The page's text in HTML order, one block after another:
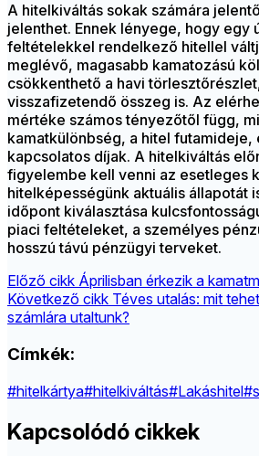
A hitelkiváltás sokak számára
jelenthet. Ennek lényege, hogy egy
feltételekkel rendelkező hitellel
meglévő, magasabb kamatozású
csökkenthető a havi
visszafizetendő összeg is. Az
mértéke számos tényezőtől függ,
kamatkülönbség, a hitel futamideje,
kapcsolatos díjak. A hitelkiváltás
figyelembe kell venni az esetleges
hitelképességünk aktuális állapotát
időpont kiválasztása
piaci feltételeket, a személyes
hosszú távú pénzügyi terveket.
Előző cikk Áprilisban érkezik a
Következő cikk Téves utalás: mit
számlára utaltunk?
Címkék:
#hitelkártya#hitelkiváltás#Lakáshitel
Kapcsolódó cikkek